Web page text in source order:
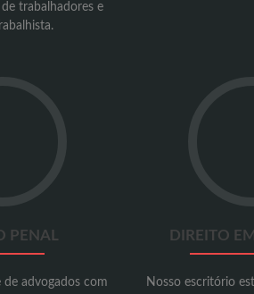
trabalhadores e
PENAL
advogados com
DIREITO
Nosso escritório